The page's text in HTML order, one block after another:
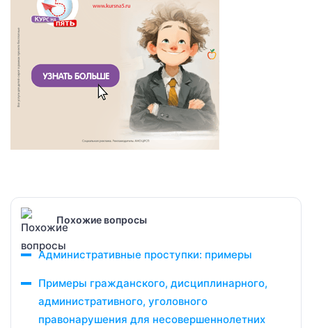
Похожие вопросы
Административные проступки: примеры
Примеры гражданского, дисциплинарного,
административного, уголовного
правонарушения для несовершеннолетних